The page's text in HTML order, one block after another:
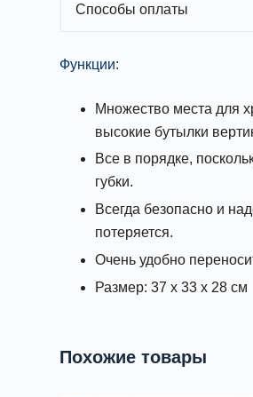
Способы оплаты
Функции:
Множество места для
высокие бутылки
Все в порядке,
губки.
Всегда безопасно и
потеряется.
Очень удобно
Размер: 37 x 33 x 28 см
Похожие товары